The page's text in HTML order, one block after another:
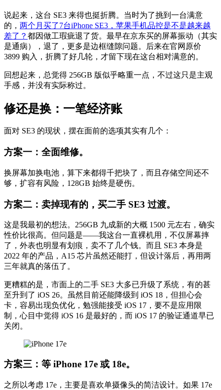
说起来，这台 SE3 来得也挺折腾。当时为了挑到一台满意
的， 两个月买了7台iPhone SE3，苹果手机品控是不是越来越
差了？ 都因做工瑕疵退了货。最早在京东买的屏幕振动（其实
是通病），退了，更多是边框缝隙问题。后来在官网原价
3899 购入，折腾了好几轮，才留下现在这台相对满意的。
回想起来，总觉得 256GB 版似乎略重一点，不过这只是主观
手感，并没有实际称过。
修还是换：一笔经济账
面对 SE3 的现状，摆在面前的选项其实有几个：
方案一：全面维修。
换屏幕加换电池，算下来都得千把块了，而且存储空间还不
够，扩容有风险，128GB 始终是硬伤。
方案二：卖掉现有的，买二手 SE3 过渡。
这是我最初的想法。256GB 九成新的大概 1500 元左右，确实
性价比很高。但问题是——我这台一直裸机用，不仅屏幕摔
了，外表也明显有划痕，卖不了几个钱。而且 SE3 本身是
2022 年的产品，A15 芯片虽然还能打，但设计落后，再用两
三年就真的落伍了。
更糟糕的是，市面上的二手 SE3 大多已升级了系统，有的甚
至升到了 iOS 26。虽然目前还能降级到 iOS 18，但担心会
卡，容易出现负优化，勉强能接受 iOS 17，要不是应用限
制，心目中觉得 iOS 16 是最好的，而 iOS 17 的验证通道早已
关闭。
方案三：等 iPhone 17e 或 18e。
之所以考虑 17e，主要是喜欢单摄像头的简洁设计。如果 17e